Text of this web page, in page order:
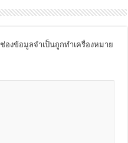
ช่องข้อมูลจำเป็นถูกทำเครื่องหมาย